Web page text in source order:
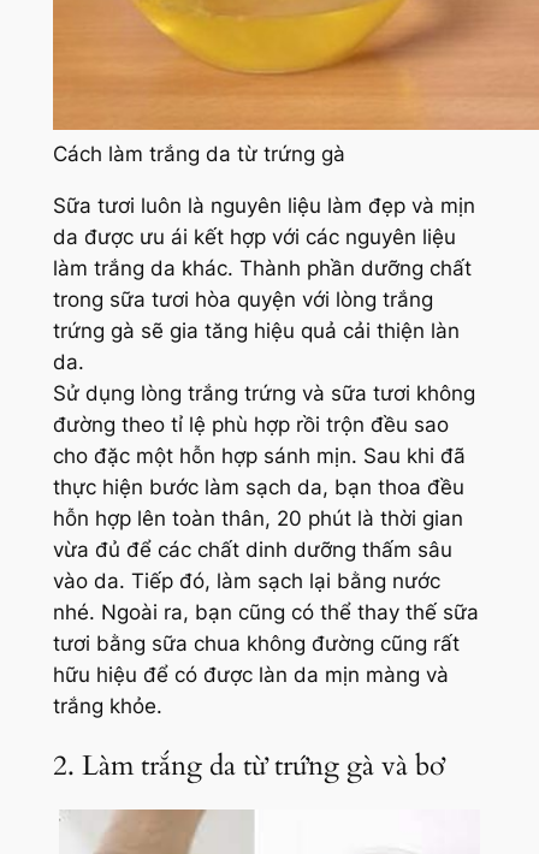
Cách làm trắng da từ trứng gà
Sữa tươi luôn là nguyên liệu làm đẹp và mịn
da được ưu ái kết hợp với các nguyên liệu
làm trắng da khác. Thành phần dưỡng chất
trong sữa tươi hòa quyện với lòng trắng
trứng gà sẽ gia tăng hiệu quả cải thiện làn
da.
Sử dụng lòng trắng trứng và sữa tươi không
đường theo tỉ lệ phù hợp rồi trộn đều sao
cho đặc một hỗn hợp sánh mịn. Sau khi đã
thực hiện bước làm sạch da, bạn thoa đều
hỗn hợp lên toàn thân, 20 phút là thời gian
vừa đủ để các chất dinh dưỡng thấm sâu
vào da. Tiếp đó, làm sạch lại bằng nước
nhé. Ngoài ra, bạn cũng có thể thay thế sữa
tươi bằng sữa chua không đường cũng rất
hữu hiệu để có được làn da mịn màng và
trắng khỏe.
2. Làm trắng da từ trứng gà và bơ